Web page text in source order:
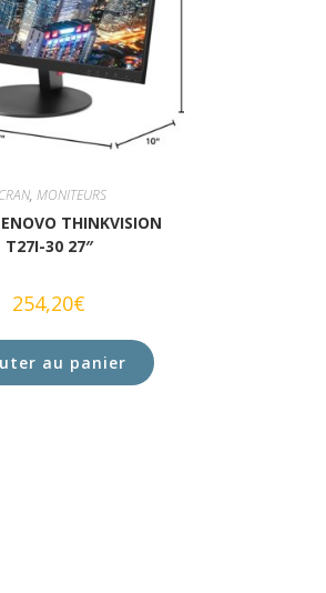
,MONITEURS
THINKVISION
T27I-30 27″
254,20€
au panier